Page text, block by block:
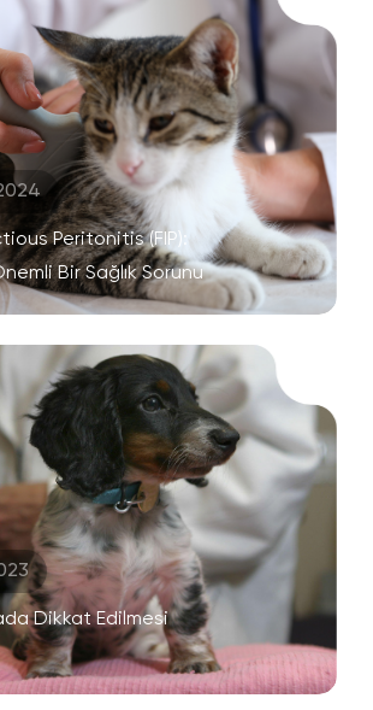
Peritonitis (FIP):
Bir Sağlık Sorunu
Dikkat Edilmesi